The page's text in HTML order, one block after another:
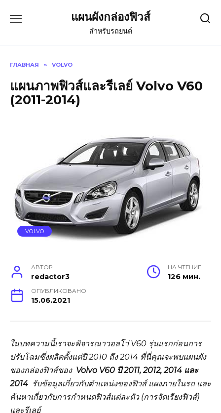
แผนผังกล่องฟิวส์
สำหรับรถยนต์
ГЛАВНАЯ » VOLVO
แผนภาพฟิวส์และรีเลย์ Volvo V60
(2011-2014)
VOLVO
АВТОР
redactor3
НА ЧТЕНИЕ
126 мин.
ОПУБЛИКОВАНО
15.06.2021
ในบทความนี้เราจะพิจารณาวอลโว่ V60 รุ่นแรกก่อนการ
ปรับโฉมซึ่งผลิตตั้งแต่ปี 2010 ถึง 2014 ที่นี่คุณจะพบแผนผัง
ของกล่องฟิวส์ของ Volvo V60 ปี 2011, 2012, 2014 และ
2014 รับข้อมูลเกี่ยวกับตำแหน่งของฟิวส์ แผงภายในรถ และ
ค้นหาเกี่ยวกับการกำหนดฟิวส์แต่ละตัว (การจัดเรียงฟิวส์)
และรีเลย์